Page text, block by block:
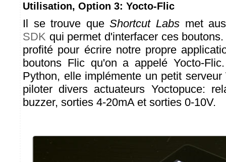
Utilisation, Option 3: Yocto-Flic
Il se trouve queShortcut Labs met
SDK qui permet d'interfacer ces
profité pour écrire notre propre
boutons Flic qu'on a appelé Yocto-
Python, elle implémente un petit
piloter divers actuateurs Yoctopuce:
buzzer, sorties 4-20mA et sorties 0-10V.